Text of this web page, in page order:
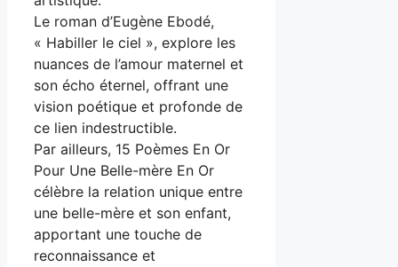
Le roman d’Eugène Ebodé,
« Habiller le ciel », explore les
nuances de l’amour maternel et
son écho éternel, offrant une
vision poétique et profonde de
ce lien indestructible.
Par ailleurs, 15 Poèmes En Or
Pour Une Belle-mère En Or
célèbre la relation unique entre
une belle-mère et son enfant,
apportant une touche de
reconnaissance et